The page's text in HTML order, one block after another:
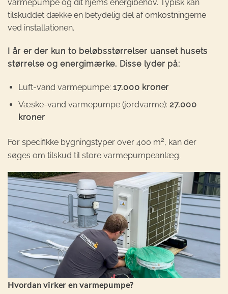
varmepumpe og dit hjems energibehov. Typisk kan
tilskuddet dække en betydelig del af omkostningerne
ved installationen.
I år er der kun to beløbsstørrelser uanset husets
størrelse og energimærke. Disse lyder på:
Luft-vand varmepumpe: 17.000 kroner
Væske-vand varmepumpe (jordvarme): 27.000
kroner
For specifikke bygningstyper over 400 m2, kan der
søges om tilskud til store varmepumpeanlæg.
Hvordan virker en varmepumpe?